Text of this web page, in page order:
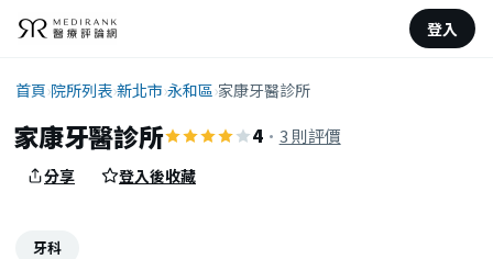
登入
首頁›院所列表›新北市›永和區›家康牙醫診所
家康牙醫診所 4· 3 則評價
分享 登入後收藏
牙科